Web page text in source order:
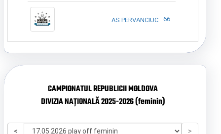
AS PERVANCIUC 66
CAMPIONATUL REPUBLICII MOLDOVA
DIVIZIA NAȚIONALĂ 2025-2026 (feminin)
< >